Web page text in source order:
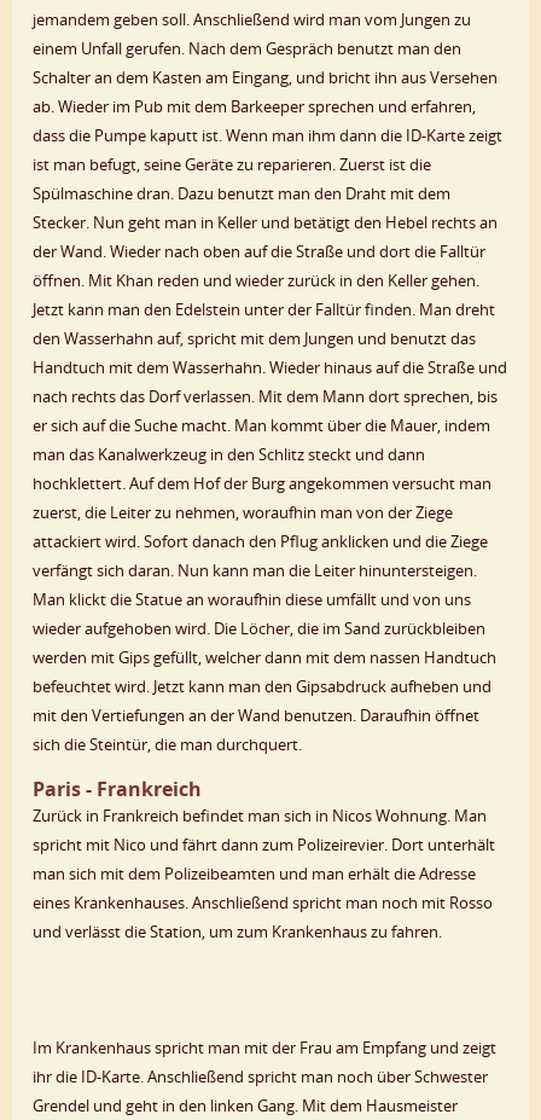
jemandem geben soll. Anschließend wird man vom Jungen zu
einem Unfall gerufen. Nach dem Gespräch benutzt man den
Schalter an dem Kasten am Eingang, und bricht ihn aus Versehen
ab. Wieder im Pub mit dem Barkeeper sprechen und erfahren,
dass die Pumpe kaputt ist. Wenn man ihm dann die ID-Karte zeigt
ist man befugt, seine Geräte zu reparieren. Zuerst ist die
Spülmaschine dran. Dazu benutzt man den Draht mit dem
Stecker. Nun geht man in Keller und betätigt den Hebel rechts an
der Wand. Wieder nach oben auf die Straße und dort die Falltür
öffnen. Mit Khan reden und wieder zurück in den Keller gehen.
Jetzt kann man den Edelstein unter der Falltür finden. Man dreht
den Wasserhahn auf, spricht mit dem Jungen und benutzt das
Handtuch mit dem Wasserhahn. Wieder hinaus auf die Straße und
nach rechts das Dorf verlassen. Mit dem Mann dort sprechen, bis
er sich auf die Suche macht. Man kommt über die Mauer, indem
man das Kanalwerkzeug in den Schlitz steckt und dann
hochklettert. Auf dem Hof der Burg angekommen versucht man
zuerst, die Leiter zu nehmen, woraufhin man von der Ziege
attackiert wird. Sofort danach den Pflug anklicken und die Ziege
verfängt sich daran. Nun kann man die Leiter hinuntersteigen.
Man klickt die Statue an woraufhin diese umfällt und von uns
wieder aufgehoben wird. Die Löcher, die im Sand zurückbleiben
werden mit Gips gefüllt, welcher dann mit dem nassen Handtuch
befeuchtet wird. Jetzt kann man den Gipsabdruck aufheben und
mit den Vertiefungen an der Wand benutzen. Daraufhin öffnet
sich die Steintür, die man durchquert.
Paris - Frankreich
Zurück in Frankreich befindet man sich in Nicos Wohnung. Man
spricht mit Nico und fährt dann zum Polizeirevier. Dort unterhält
man sich mit dem Polizeibeamten und man erhält die Adresse
eines Krankenhauses. Anschließend spricht man noch mit Rosso
und verlässt die Station, um zum Krankenhaus zu fahren.
Im Krankenhaus spricht man mit der Frau am Empfang und zeigt
ihr die ID-Karte. Anschließend spricht man noch über Schwester
Grendel und geht in den linken Gang. Mit dem Hausmeister